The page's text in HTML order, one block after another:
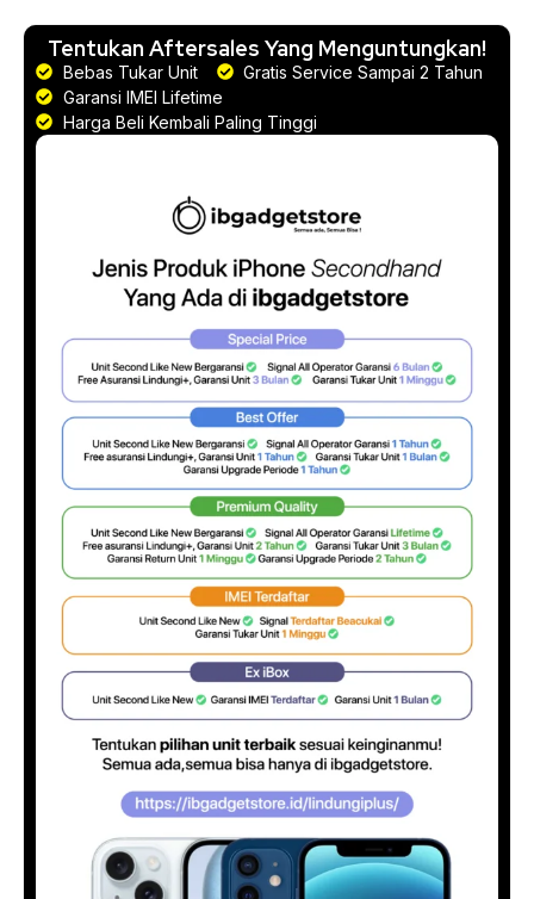
Tentukan Aftersales Yang Menguntungkan!
Bebas Tukar Unit
Gratis Service Sampai 2 Tahun
Garansi IMEI Lifetime
Harga Beli Kembali Paling Tinggi